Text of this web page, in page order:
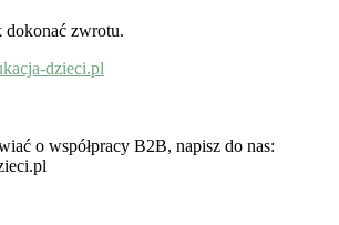
dokonać zwrotu.
dzieci.pl
o współpracy B2B, napisz do nas: